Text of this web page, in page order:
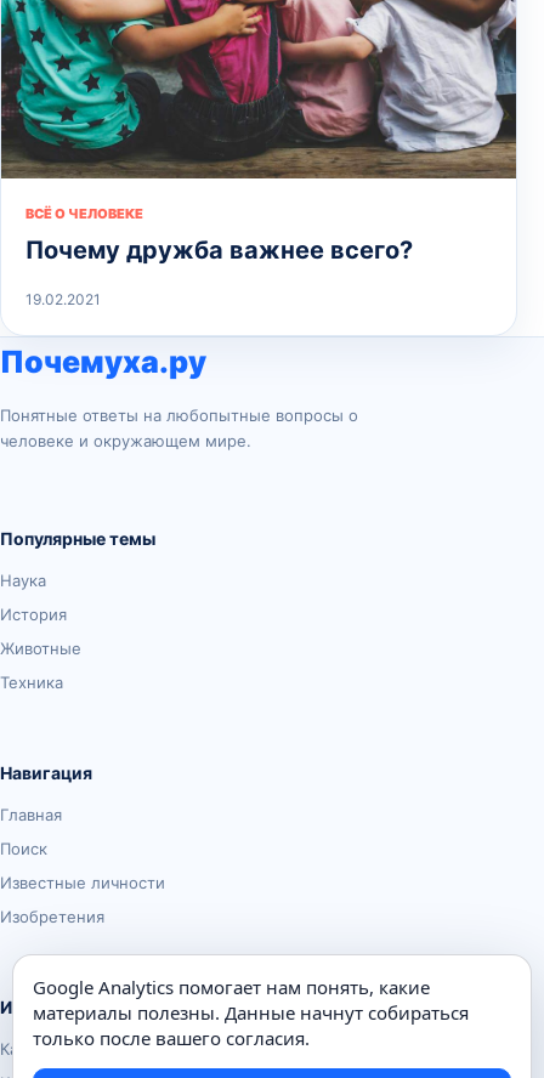
ВСЁ О ЧЕЛОВЕКЕ
Почему дружба важнее всего?
19.02.2021
Почемуха.ру
Понятные ответы на любопытные вопросы о
человеке и окружающем мире.
Популярные темы
Наука
История
Животные
Техника
Навигация
Главная
Поиск
Известные личности
Изобретения
Информация
Карта сайта
Google Analytics помогает нам понять, какие
материалы полезны. Данные начнут собираться
только после вашего согласия.